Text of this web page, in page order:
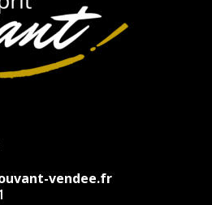
vendee.fr